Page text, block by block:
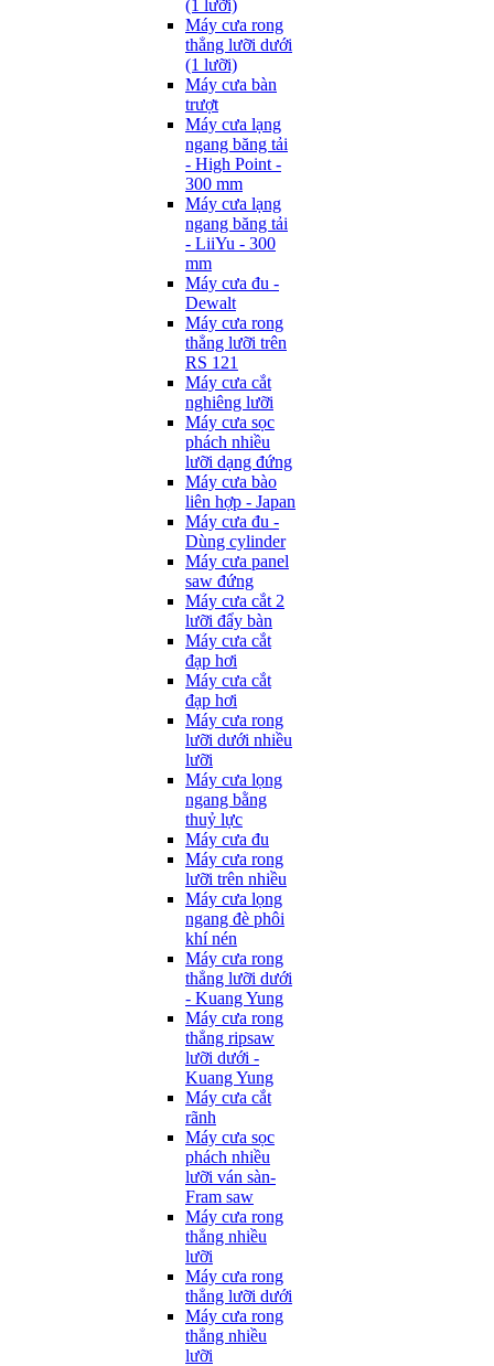
(1 lưỡi)
Máy cưa rong
thẳng lưỡi dưới
(1 lưỡi)
Máy cưa bàn
trượt
Máy cưa lạng
ngang băng tải
- High Point -
300 mm
Máy cưa lạng
ngang băng tải
- LiiYu - 300
mm
Máy cưa đu -
Dewalt
Máy cưa rong
thẳng lưỡi trên
RS 121
Máy cưa cắt
nghiêng lưỡi
Máy cưa sọc
phách nhiều
lưỡi dạng đứng
Máy cưa bào
liên hợp - Japan
Máy cưa đu -
Dùng cylinder
Máy cưa panel
saw đứng
Máy cưa cắt 2
lưỡi đẩy bàn
Máy cưa cắt
đạp hơi
Máy cưa cắt
đạp hơi
Máy cưa rong
lưỡi dưới nhiều
lưỡi
Máy cưa lọng
ngang bằng
thuỷ lực
Máy cưa đu
Máy cưa rong
lưỡi trên nhiều
Máy cưa lọng
ngang đè phôi
khí nén
Máy cưa rong
thẳng lưỡi dưới
- Kuang Yung
Máy cưa rong
thẳng ripsaw
lưỡi dưới -
Kuang Yung
Máy cưa cắt
rãnh
Máy cưa sọc
phách nhiều
lưỡi ván sàn-
Fram saw
Máy cưa rong
thẳng nhiều
lưỡi
Máy cưa rong
thẳng lưỡi dưới
Máy cưa rong
thẳng nhiều
lưỡi